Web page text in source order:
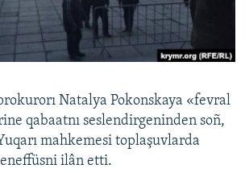
prokurorı Natalya Pokonskaya «fevral
qabaatnı seslendirgeninden soñ,
mahkemesi toplaşuvlarda
ilân etti.